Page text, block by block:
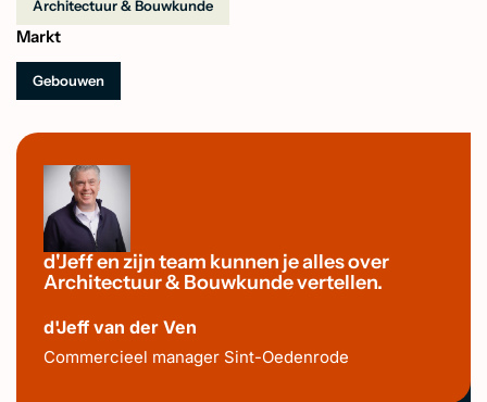
Architectuur & Bouwkunde
Markt
Gebouwen
d'Jeff en zijn team kunnen je alles over
Architectuur & Bouwkunde vertellen.
d'Jeff van der Ven
Commercieel manager Sint-Oedenrode